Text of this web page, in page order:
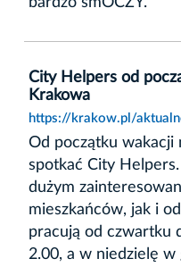
City Helpers od
Krakowa
https://krakow.pl/
Od początku wakacji
spotkać City Helpers.
dużym
mieszkańców, jak i
pracują od czwartku
2.00, a w niedzielę w